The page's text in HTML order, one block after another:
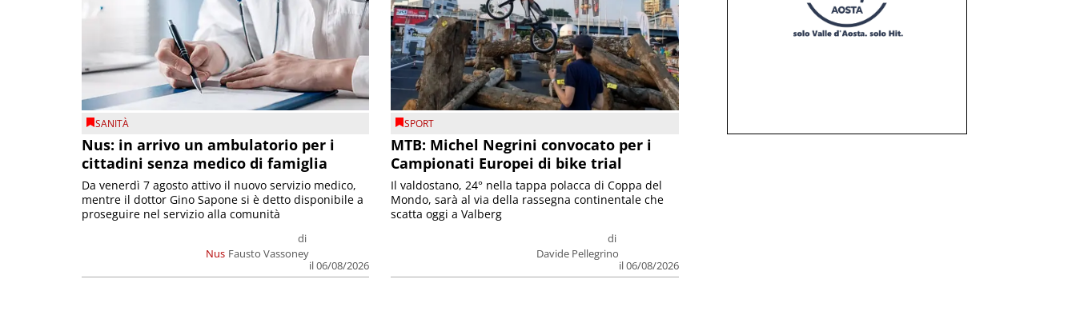
SANITÀ
Nus: in arrivo un ambulatorio per i
cittadini senza medico di famiglia
Nus
di
Fausto Vassoney
il 06/08/2026
Da venerdì 7 agosto attivo il nuovo servizio medico,
mentre il dottor Gino Sapone si è detto disponibile a
proseguire nel servizio alla comunità
SPORT
MTB: Michel Negrini convocato per i
Campionati Europei di bike trial
di
Davide Pellegrino
il 06/08/2026
Il valdostano, 24° nella tappa polacca di Coppa del
Mondo, sarà al via della rassegna continentale che
scatta oggi a Valberg